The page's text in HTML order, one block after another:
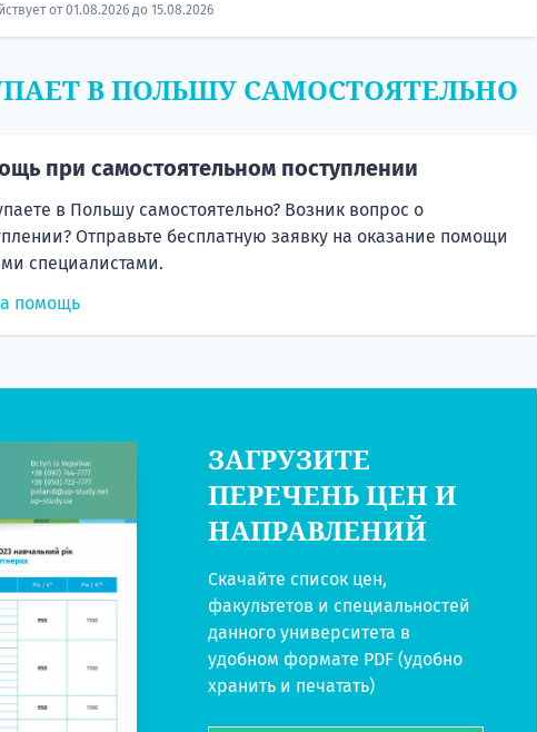
от 01.08.2026 до 15.08.2026
В ПОЛЬШУ САМОСТОЯТЕЛЬНО
при самостоятельном поступлении
в Польшу самостоятельно? Возник вопрос о
Отправьте бесплатную заявку на оказание помощи
специалистами.
помощь
ЗАГРУЗИТЕ
ПЕРЕЧЕНЬ ЦЕН И
НАПРАВЛЕНИЙ
Скачайте список цен,
факультетов и специальностей
данного университета в
удобном формате PDF (удобно
хранить и печатать)